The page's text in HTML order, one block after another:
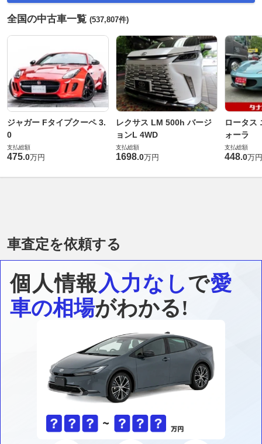
全国の中古車一覧 (537,807件)
ジャガー Fタイプクーペ 3.
0
支払総額
475.0万円
レクサス LM 500h バージ
ョンL 4WD
支払総額
1698.0万円
ロータス
ォーラ
支払総額
448.0万円
車査定を依頼する
個人情報入力なしで愛
車の相場がわかる!